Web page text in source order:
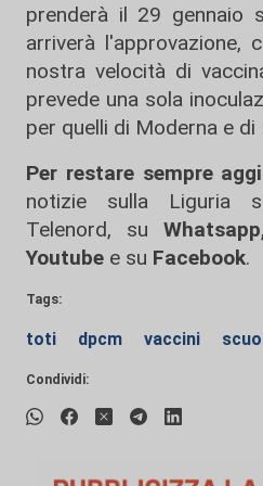
prenderà il 29 gennaio
arriverà l'approvazione,
nostra velocità di
prevede una sola
per quelli di Moderna e di
Per restare sempre
notizie sulla Liguria
Telenord, su
Youtube e su Facebook.
Tags:
toti dpcm vaccini
Condividi: